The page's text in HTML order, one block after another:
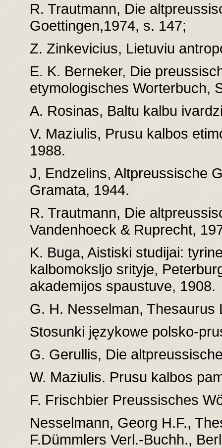
R. Trautmann, Die
Goettingen,1974, s. 147;
Z. Zinkevicius, Lietuviu
E. K. Berneker, Die
etymologisches Worterbuch,
A. Rosinas, Baltu kalbu
V. Maziulis, Prusu kalbos
1988.
J, Endzelins, Altpreussische
Gramata, 1944.
R. Trautmann, Die
Vandenhoeck & Ruprecht,
K. Buga, Aistiski studijai:
kalbomoksljo srityje,
akademijos spaustuve, 1908.
G. H. Nesselman,
Stosunki językowe polsko-
G. Gerullis, Die
W. Maziulis. Prusu kalbos
F. Frischbier Preussisches
Nesselmann, Georg H.F.,
F.Dümmlers Verl.-Buchh.,